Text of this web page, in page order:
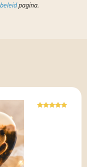
pagina.